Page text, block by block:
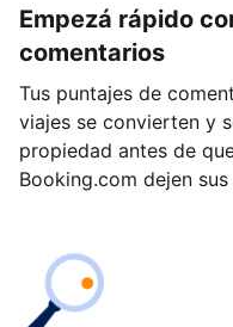
Empezá rápido
comentarios
Tus puntajes de
viajes se convierten y
propiedad antes de
Booking.com dejen